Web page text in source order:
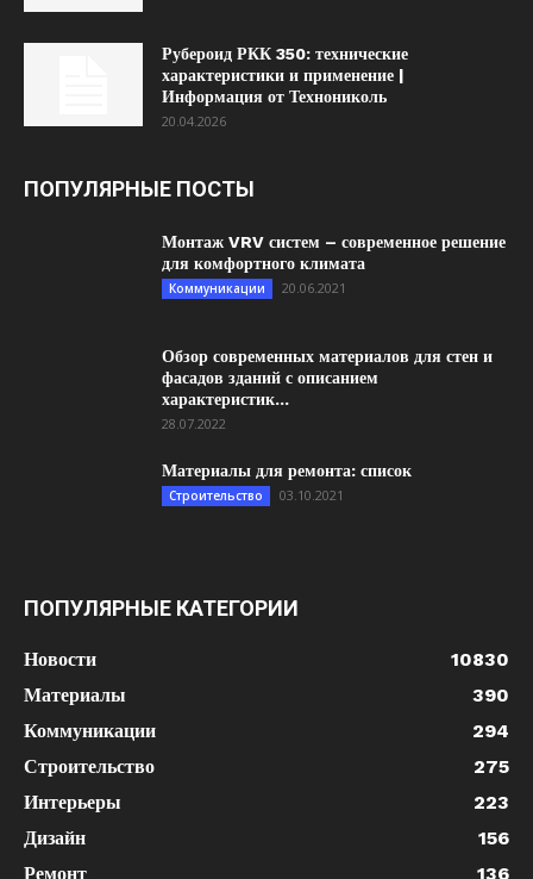
Рубероид РКК 350: технические
характеристики и применение |
Информация от Технониколь
20.04.2026
ПОПУЛЯРНЫЕ ПОСТЫ
Монтаж VRV систем – современное решение
для комфортного климата
Коммуникации 20.06.2021
Обзор современных материалов для стен и
фасадов зданий с описанием
характеристик...
28.07.2022
Материалы для ремонта: список
Строительство 03.10.2021
ПОПУЛЯРНЫЕ КАТЕГОРИИ
Новости
10830
Материалы
390
Коммуникации
294
Строительство
275
Интерьеры
223
Дизайн
156
Ремонт
136